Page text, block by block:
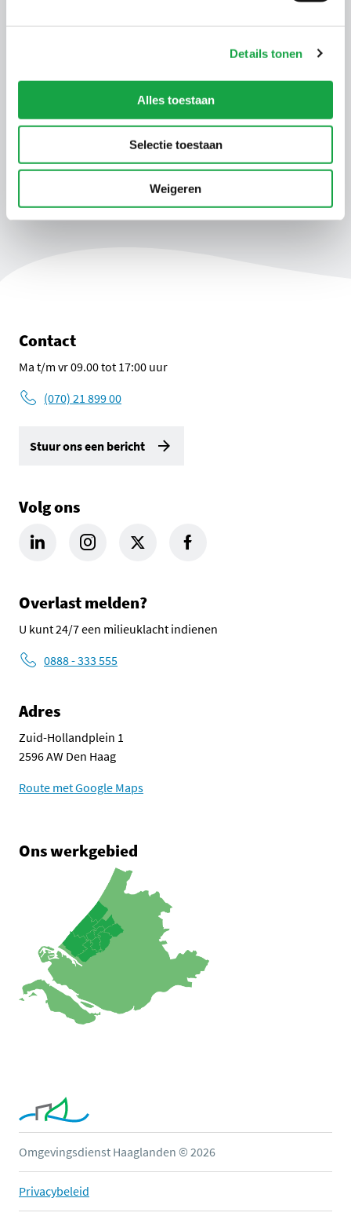
Details tonen
Alles toestaan
Selectie toestaan
Weigeren
1 november tot 1 april, van 18:00 tot 24:00
uur.
tot zonsopkomst.
Contact
Ma t/m vr 09.00 tot 17:00 uur
(070) 21 899 00
Stuur ons een bericht
Volg ons
LinkedIn Omgevingsdienst Haaglanden (opent in een nieuw
Instagram Omgevingsdienst Haaglanden (opent in
X Omgevingsdienst Haaglanden (opent in
Facebook Omgevingsdienst
Overlast melden?
U kunt 24/7 een milieuklacht indienen
0888 - 333 555
Adres
Zuid-Hollandplein 1
2596 AW Den Haag
Route met Google Maps
Ons werkgebied
Omgevingsdienst Haaglanden © 2026
Privacybeleid